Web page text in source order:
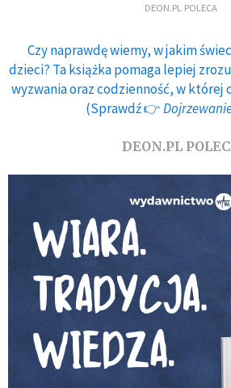
DEON.PL POLECA
Czy naprawdę wiemy, w jakim
dzieci? Ta książka pomaga lepiej
wyzwania oraz codzienność, w której
(Sprawdź 👉
DEON.PL